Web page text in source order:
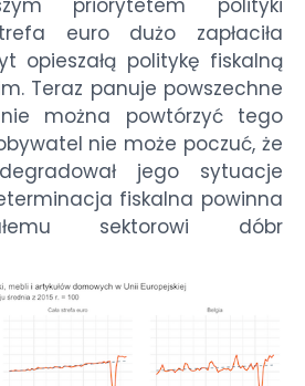
euro dużo zapłaciła
opieszałą politykę fiskalną
Teraz panuje powszechne
można powtórzyć tego
nie może poczuć, że
jego sytuacje
fiskalna powinna
sektorowi dóbr